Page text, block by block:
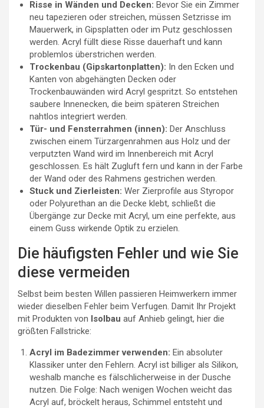
Risse in Wänden und Decken: Bevor Sie ein Zimmer
neu tapezieren oder streichen, müssen Setzrisse im
Mauerwerk, in Gipsplatten oder im Putz geschlossen
werden. Acryl füllt diese Risse dauerhaft und kann
problemlos überstrichen werden.
Trockenbau (Gipskartonplatten): In den Ecken und
Kanten von abgehängten Decken oder
Trockenbauwänden wird Acryl gespritzt. So entstehen
saubere Innenecken, die beim späteren Streichen
nahtlos integriert werden.
Tür- und Fensterrahmen (innen): Der Anschluss
zwischen einem Türzargenrahmen aus Holz und der
verputzten Wand wird im Innenbereich mit Acryl
geschlossen. Es hält Zugluft fern und kann in der Farbe
der Wand oder des Rahmens gestrichen werden.
Stuck und Zierleisten: Wer Zierprofile aus Styropor
oder Polyurethan an die Decke klebt, schließt die
Übergänge zur Decke mit Acryl, um eine perfekte, aus
einem Guss wirkende Optik zu erzielen.
Die häufigsten Fehler und wie Sie
diese vermeiden
Selbst beim besten Willen passieren Heimwerkern immer
wieder dieselben Fehler beim Verfugen. Damit Ihr Projekt
mit Produkten von Isolbau auf Anhieb gelingt, hier die
größten Fallstricke:
Acryl im Badezimmer verwenden: Ein absoluter
Klassiker unter den Fehlern. Acryl ist billiger als Silikon,
weshalb manche es fälschlicherweise in der Dusche
nutzen. Die Folge: Nach wenigen Wochen weicht das
Acryl auf, bröckelt heraus, Schimmel entsteht und